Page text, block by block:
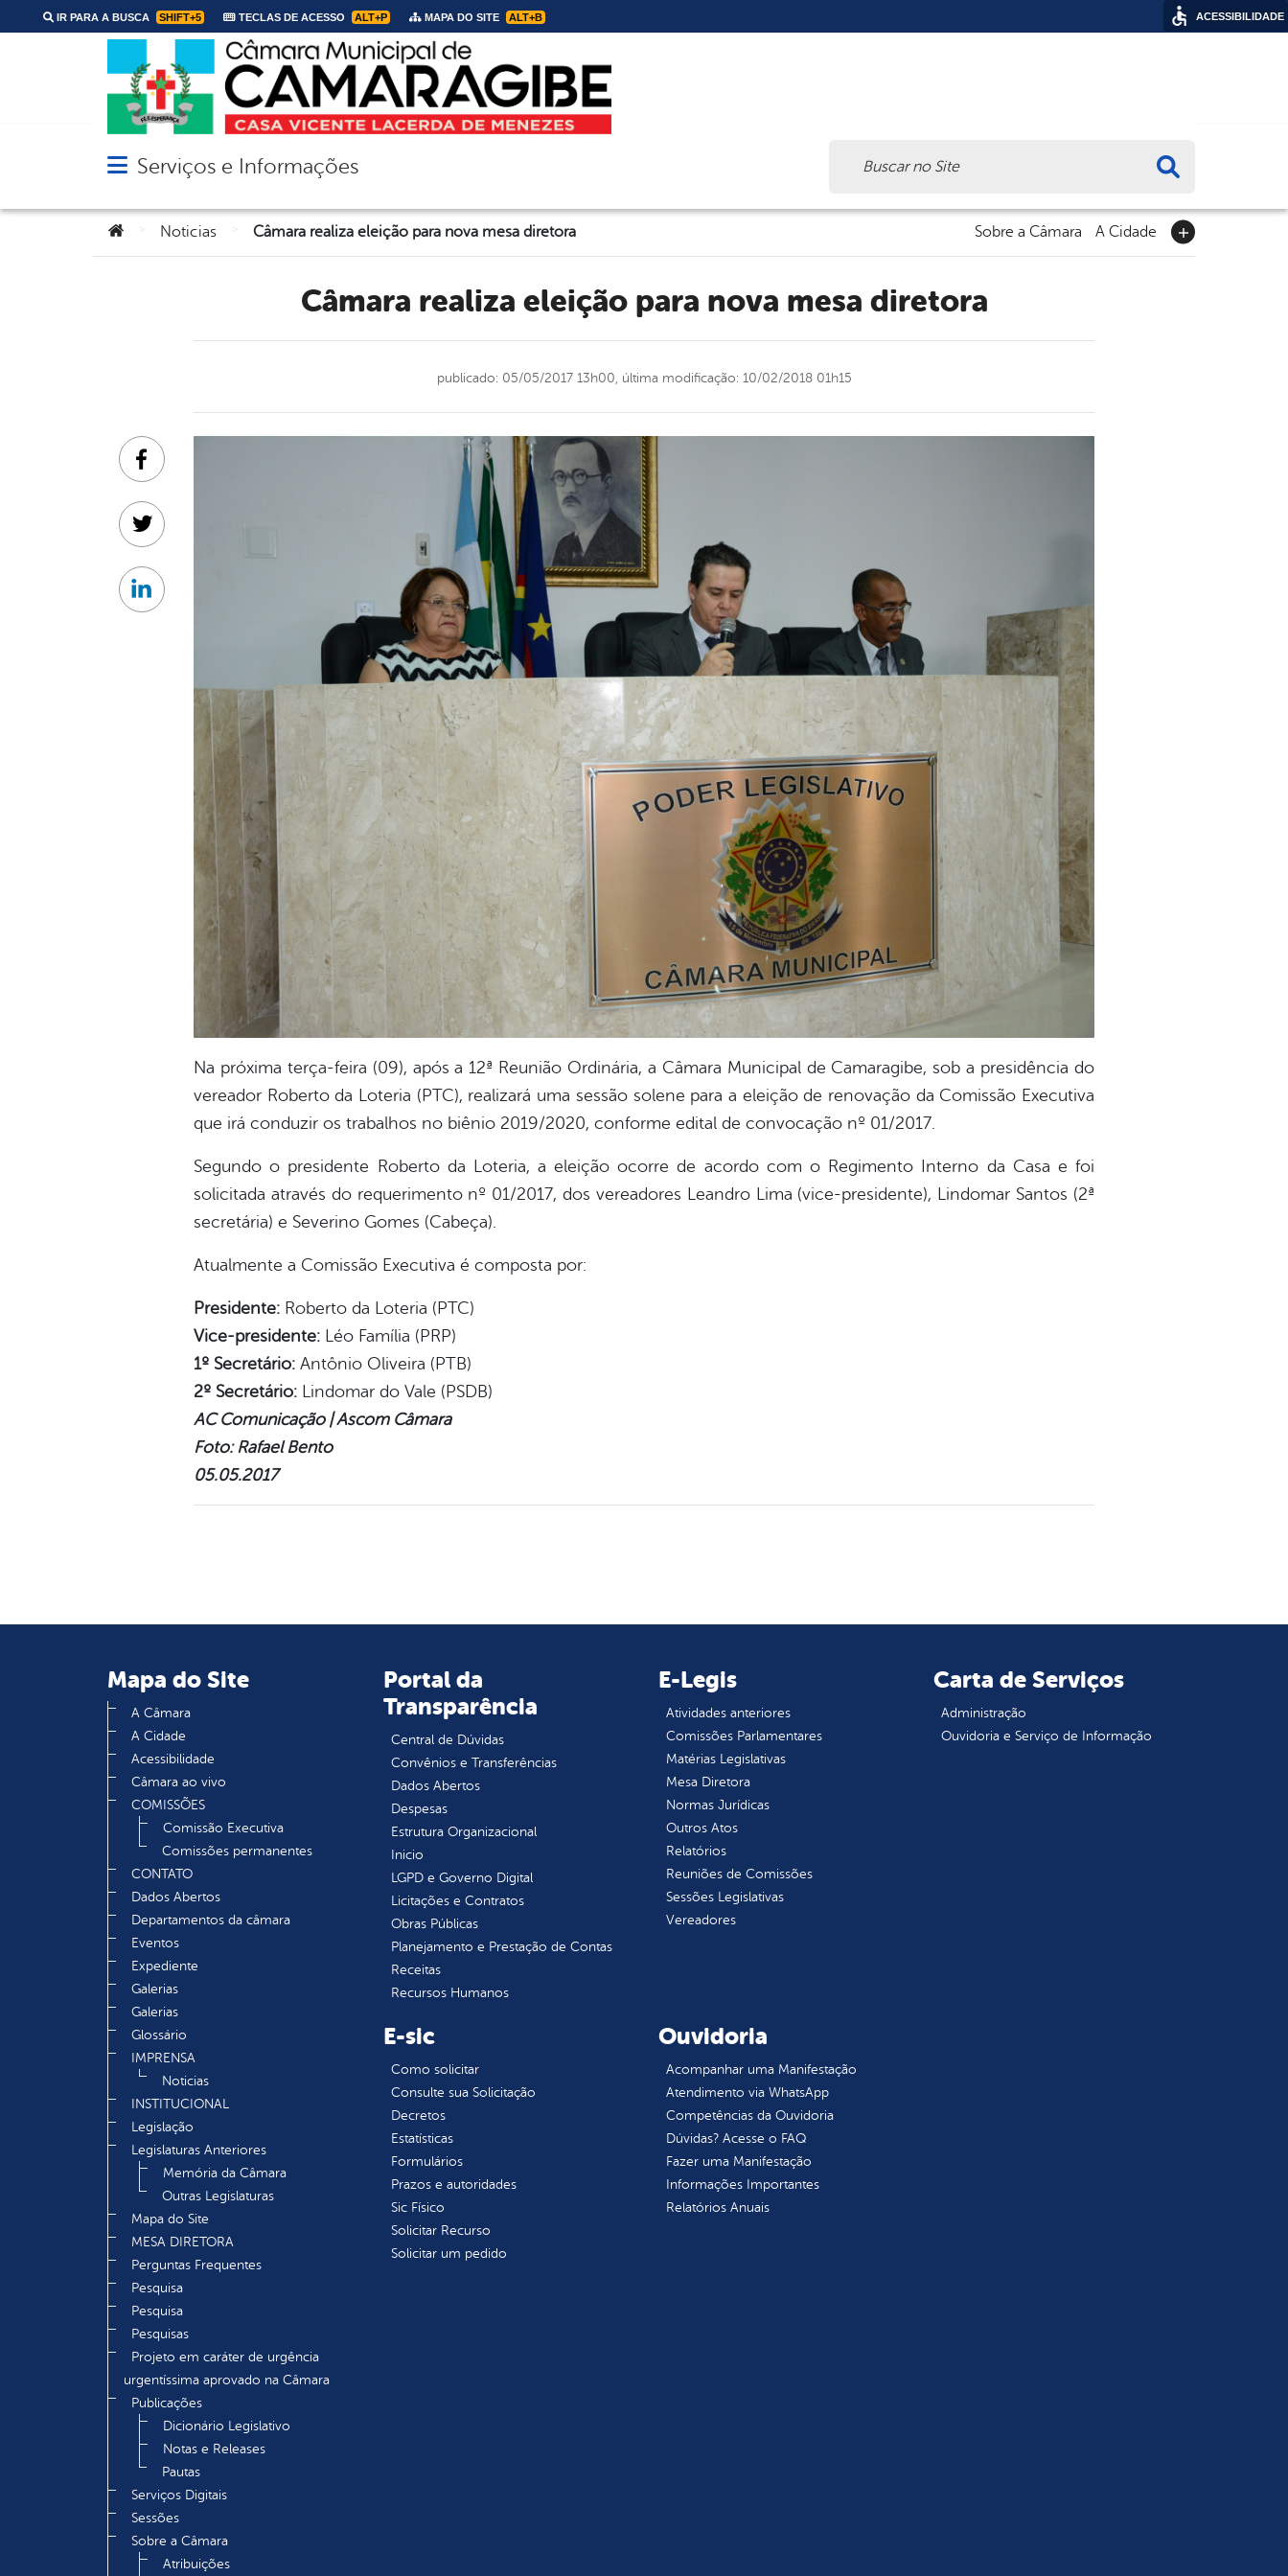
IR PARA A BUSCA SHIFT+5 TECLAS DE ACESSO ALT+P MAPA DO SITE ALT+B
Abrir menu principal de navegação
Serviços e Informações
Você está aqui:
Noticias Câmara realiza eleição para nova mesa diretora Sobre a Câmara A Cidade
Câmara realiza eleição para nova mesa diretora
publicado: 05/05/2017 13h00, última modificação: 10/02/2018 01h15
Na próxima terça-feira (09), após a 12ª Reunião Ordinária, a Câmara Municipal de Camaragibe, sob a presidência do
vereador Roberto da Loteria (PTC), realizará uma sessão solene para a eleição de renovação da Comissão Executiva
que irá conduzir os trabalhos no biênio 2019/2020, conforme edital de convocação nº 01/2017.
Segundo o presidente Roberto da Loteria, a eleição ocorre de acordo com o Regimento Interno da Casa e foi
solicitada através do requerimento nº 01/2017, dos vereadores Leandro Lima (vice-presidente), Lindomar Santos (2ª
secretária) e Severino Gomes (Cabeça).
Atualmente a Comissão Executiva é composta por:
Presidente: Roberto da Loteria (PTC)
Vice-presidente: Léo Família (PRP)
1º Secretário: Antônio Oliveira (PTB)
2º Secretário: Lindomar do Vale (PSDB)
AC Comunicação | Ascom Câmara
Foto: Rafael Bento
05.05.2017
Facebook
Twitter
Linkedin
Mapa do Site
A Câmara
A Cidade
Acessibilidade
Câmara ao vivo
COMISSÕES
Comissão Executiva
Comissões permanentes
CONTATO
Dados Abertos
Departamentos da câmara
Eventos
Expediente
Galerias
Galerias
Glossário
IMPRENSA
Noticias
INSTITUCIONAL
Legislação
Legislaturas Anteriores
Memória da Câmara
Outras Legislaturas
Mapa do Site
MESA DIRETORA
Perguntas Frequentes
Pesquisa
Pesquisa
Pesquisas
Projeto em caráter de urgência
urgentíssima aprovado na Câmara
Publicações
Dicionário Legislativo
Notas e Releases
Pautas
Serviços Digitais
Sessões
Sobre a Câmara
Atribuições
Portal da
Transparência
Central de Dúvidas
Convênios e Transferências
Dados Abertos
Despesas
Estrutura Organizacional
Inicio
LGPD e Governo Digital
Licitações e Contratos
Obras Públicas
Planejamento e Prestação de Contas
Receitas
Recursos Humanos
E-Legis
Atividades anteriores
Comissões Parlamentares
Matérias Legislativas
Mesa Diretora
Normas Jurídicas
Outros Atos
Relatórios
Reuniões de Comissões
Sessões Legislativas
Vereadores
Carta de Serviços
Administração
Ouvidoria e Serviço de Informação
E-sic
Como solicitar
Consulte sua Solicitação
Decretos
Estatísticas
Formulários
Prazos e autoridades
Sic Físico
Solicitar Recurso
Solicitar um pedido
Ouvidoria
Acompanhar uma Manifestação
Atendimento via WhatsApp
Competências da Ouvidoria
Dúvidas? Acesse o FAQ
Fazer uma Manifestação
Informações Importantes
Relatórios Anuais
ACESSIBILIDADE